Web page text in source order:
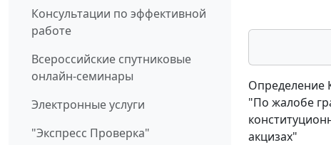
Консультации по эффективной
работе
Всероссийские спутниковые
онлайн-семинары
Электронные услуги
"Экспресс Проверка"
Определение
"По жалобе
акцизах"